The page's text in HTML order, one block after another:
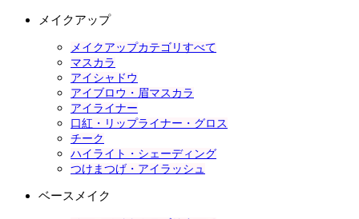
メイクアップ
メイクアップカテゴリすべて
マスカラ
アイシャドウ
アイブロウ・眉マスカラ
アイライナー
口紅・リップライナー・グロス
チーク
ハイライト・シェーディング
つけまつげ・アイラッシュ
ベースメイク